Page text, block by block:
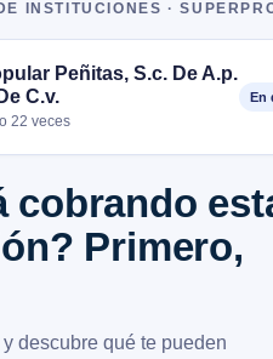
INSTITUCIONES ·
Peñitas, S.c. De A.p.
C.v.
22 veces
En
cobrando
Primero,
descubre qué te pueden